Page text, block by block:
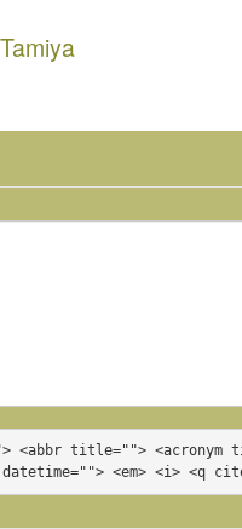
61086
Tamiya
<abbr title=""> <acronym
<em> <i> <q